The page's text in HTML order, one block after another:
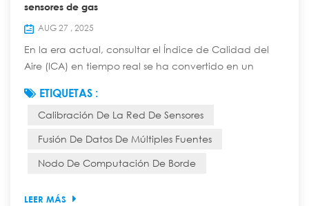
sensores de gas
AUG 27 , 2025
En la era actual, consultar el Índice de Calidad del
Aire (ICA) en tiempo real se ha convertido en un
esconde una precisa red de monitoreo, compuesta
por innumerables "narices electrónicas": sensores de
una densidad e inteligencia sin precedentes. Hoy
profundizaremos en las estrategias de impleme...
ETIQUETAS :
Calibración De La Red De Sensores
Fusión De Datos De Múltiples Fuentes
Nodo De Computación De Borde
LEER MÁS